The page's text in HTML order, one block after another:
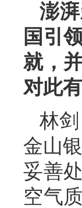
澎
国引
就，
对此
林
金山
妥善
空气